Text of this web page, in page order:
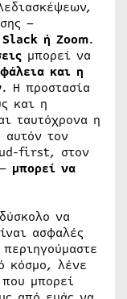
–
ή Zoom.
μπορεί να
και η
. Η προστασία
και η
ταυτόχρονα η
αυτόν τον
first, στον
μπορεί να
να
ασφαλές
κόσμο, λένε
μπορεί